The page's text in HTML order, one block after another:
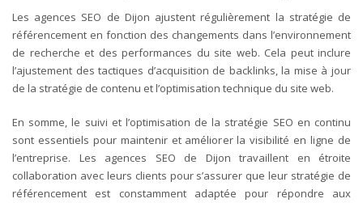
Les agences SEO de Dijon ajustent régulièrement la stratégie de
référencement en fonction des changements dans l’environnement
de recherche et des performances du site web. Cela peut inclure
l’ajustement des tactiques d’acquisition de backlinks, la mise à jour
de la stratégie de contenu et l’optimisation technique du site web.
En somme, le suivi et l’optimisation de la stratégie SEO en continu
sont essentiels pour maintenir et améliorer la visibilité en ligne de
l’entreprise. Les agences SEO de Dijon travaillent en étroite
collaboration avec leurs clients pour s’assurer que leur stratégie de
référencement est constamment adaptée pour répondre aux